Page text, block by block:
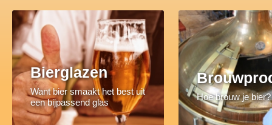
Bierglazen
Want bier smaakt het best uit
een bijpassend glas
Hoe brouw je bier?